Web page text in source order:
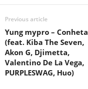
Previous article
Yung mypro – Conheta
(feat. Kiba The Seven,
Akon G, Djimetta,
Valentino De La Vega,
PURPLESWAG, Huo)